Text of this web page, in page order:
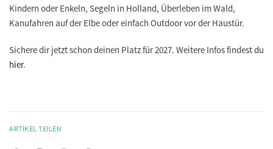
Kindern oder Enkeln, Segeln in Holland, Überleben im Wald,
Kanufahren auf der Elbe oder einfach Outdoor vor der Haustür.
Sichere dir jetzt schon deinen Platz für 2027. Weitere Infos findest du
hier.
ARTIKEL TEILEN